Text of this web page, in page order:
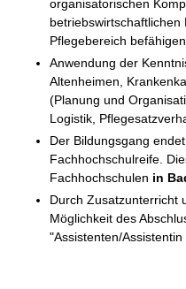
organisatorischen
Pflegebereich befähigen
Anwendung der
Altenheimen,
(Planung und
Logistik,
Der Bildungsgang
Fachhochschulreife.
Fachhochschulen in
Durch Zusatzunterricht
Möglichkeit des
"Assistenten/